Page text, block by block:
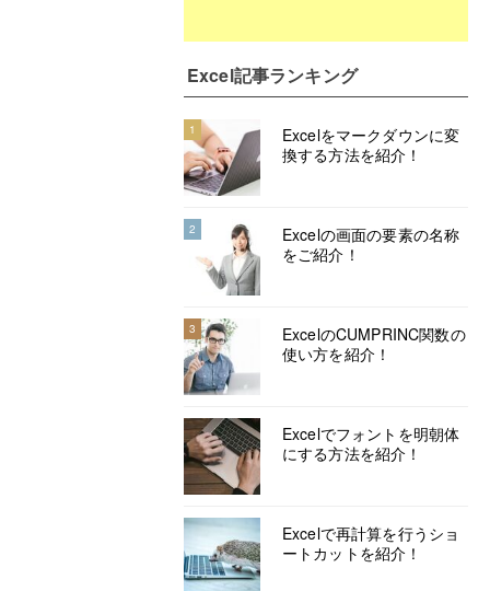
Excel記事ランキング
1
Excelをマークダウンに変
換する方法を紹介！
2
Excelの画面の要素の名称
をご紹介！
3
ExcelのCUMPRINC関数の
使い方を紹介！
Excelでフォントを明朝体
にする方法を紹介！
Excelで再計算を行うショ
ートカットを紹介！